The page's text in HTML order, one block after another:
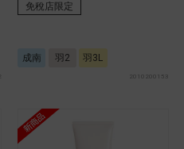
免稅店限定
成南 羽2 羽3L
2010200153